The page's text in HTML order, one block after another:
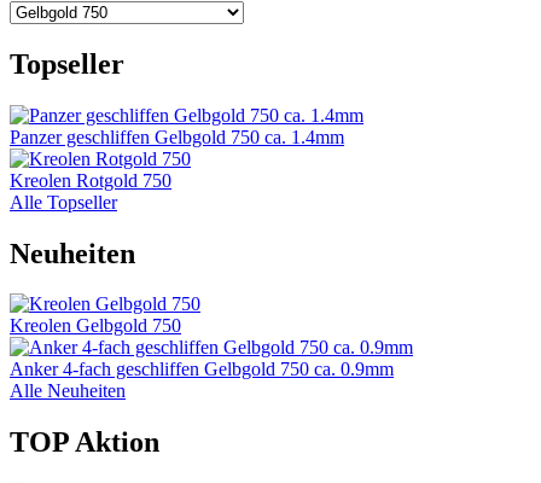
Topseller
Panzer geschliffen Gelbgold 750 ca. 1.4mm
Kreolen Rotgold 750
Alle Topseller
Neuheiten
Kreolen Gelbgold 750
Anker 4-fach geschliffen Gelbgold 750 ca. 0.9mm
Alle Neuheiten
TOP Aktion